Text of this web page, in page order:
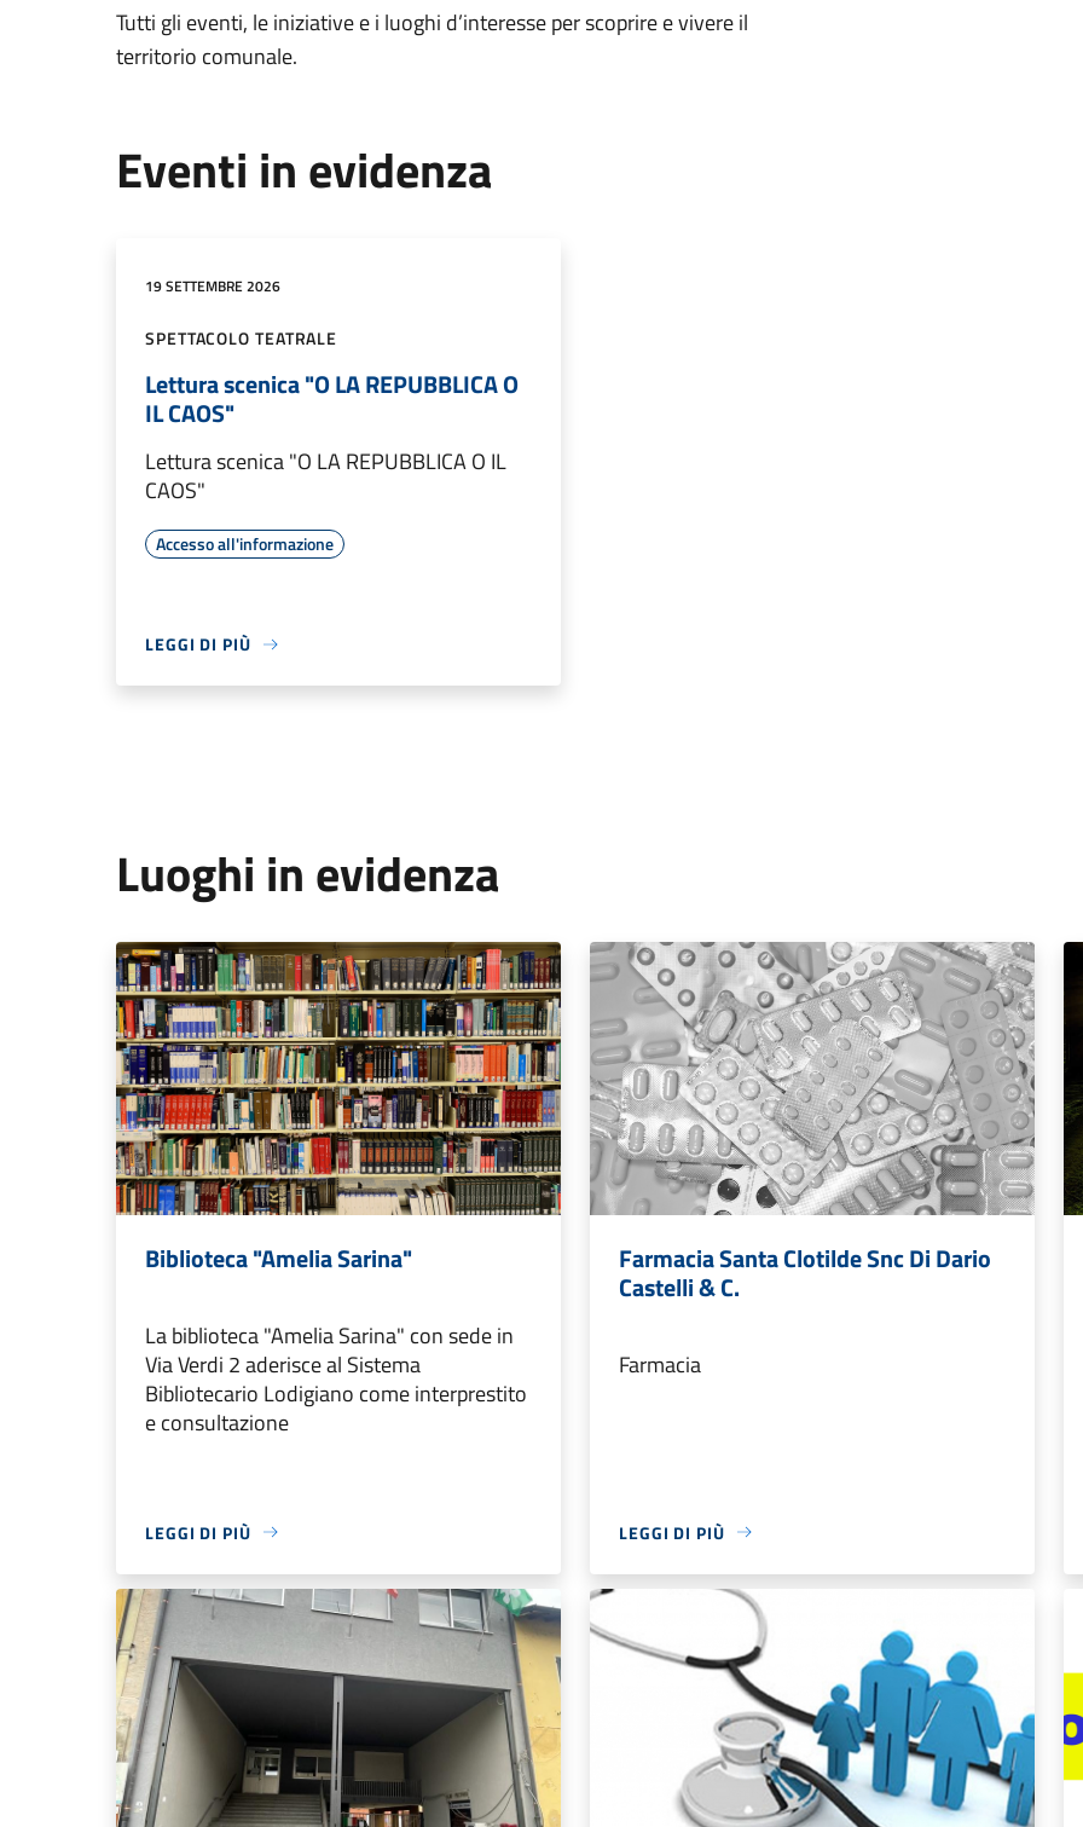
Tutti gli eventi, le iniziative e i luoghi d’interesse per scoprire e vivere il
territorio comunale.
Eventi in evidenza
19 SETTEMBRE 2026
SPETTACOLO TEATRALE
Lettura scenica "O LA REPUBBLICA O
IL CAOS"
Lettura scenica "O LA REPUBBLICA O IL
CAOS"
Accesso all'informazione
LEGGI DI PIÙ
Luoghi in evidenza
Biblioteca "Amelia Sarina"
La biblioteca "Amelia Sarina" con sede in
Via Verdi 2 aderisce al Sistema
Bibliotecario Lodigiano come interprestito
e consultazione
LEGGI DI PIÙ
Farmacia Santa Clotilde Snc Di Dario
Castelli & C.
Farmacia
LEGGI DI PIÙ